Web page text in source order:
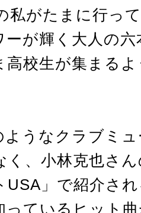
私がたまに行っ
ーが輝く大人の
高校生が集まる
ようなクラブミ
く、小林克也さ
USA」で紹介さ
っているヒット